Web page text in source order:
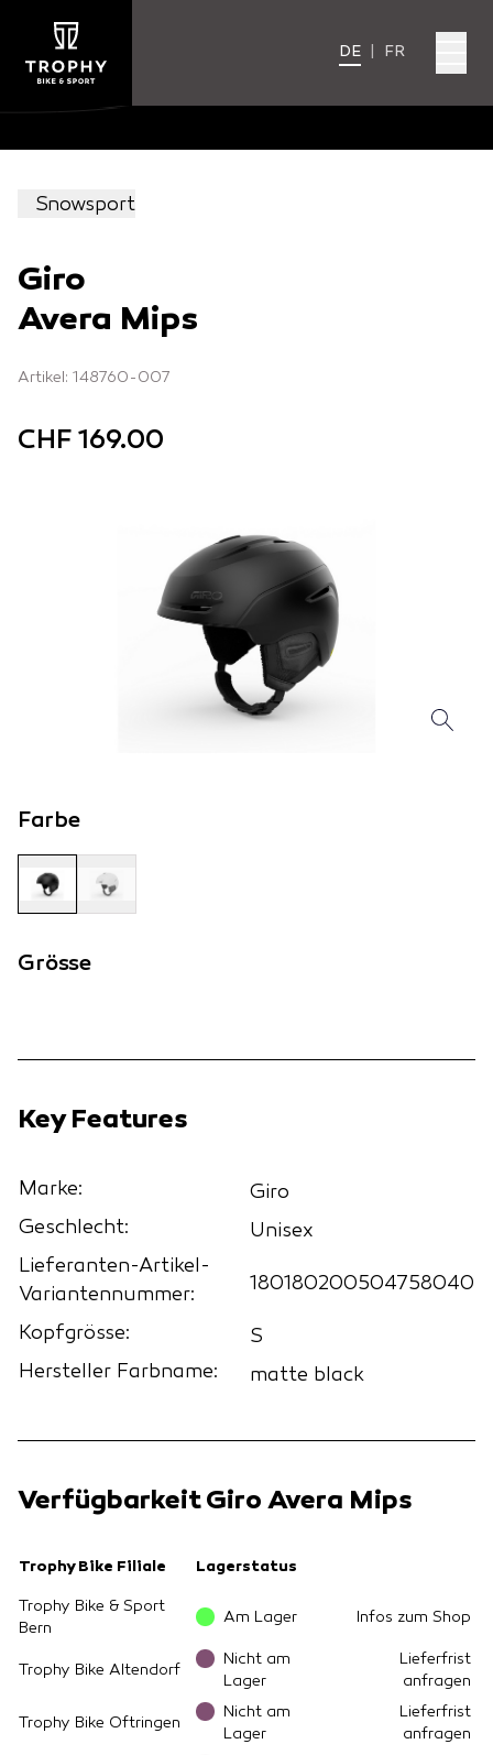
DE FR
Snowsport
Giro
Avera Mips
Artikel: 148760-007
CHF 169.00
Farbe
Grösse
Key Features
Marke:
Giro
Geschlecht:
Unisex
Lieferanten-Artikel-
Variantennummer:
180180200504758040
Kopfgrösse:
S
Hersteller Farbname:
matte black
Verfügbarkeit Giro Avera Mips
Trophy Bike Filiale Lagerstatus
Trophy Bike & Sport
Bern
Am Lager Infos zum Shop
Trophy Bike Altendorf
Nicht am
Lager
Lieferfrist
anfragen
Trophy Bike Oftringen
Nicht am
Lager
Lieferfrist
anfragen